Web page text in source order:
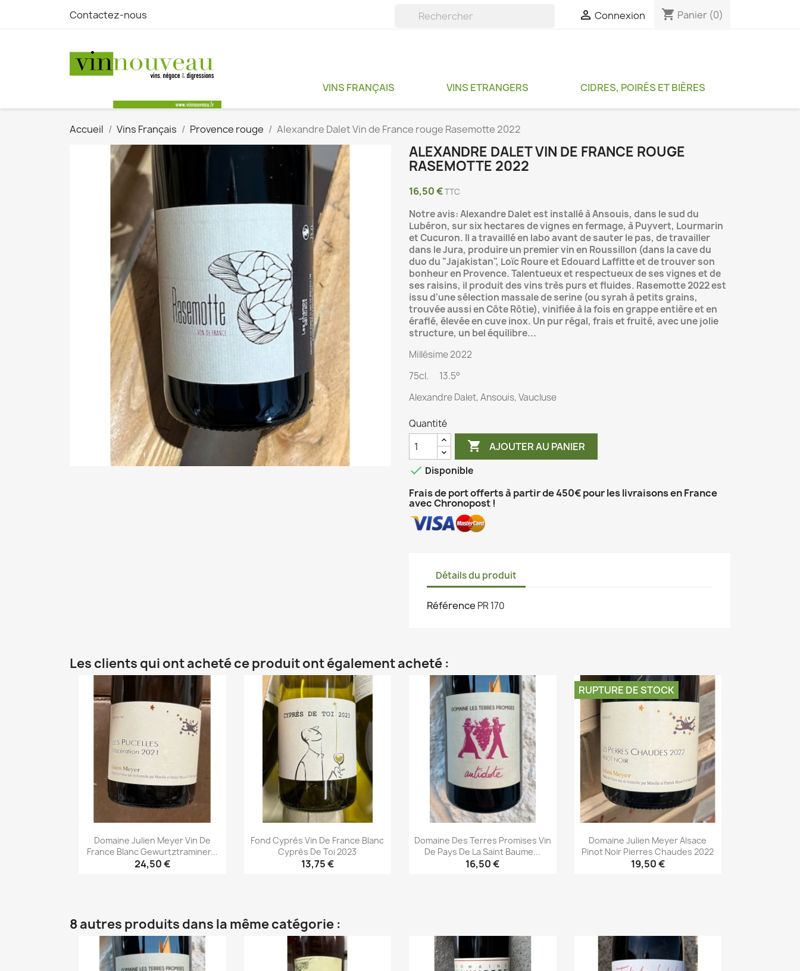
Contactez-nous  Connexion shopping_cart Panier (0)
VINS FRANÇAIS VINS ETRANGERS CIDRES, POIRÉS ET BIÈRES
Accueil Vins Français Provence rouge Alexandre Dalet Vin de France rouge Rasemotte 2022
ALEXANDRE DALET VIN DE FRANCE ROUGE
RASEMOTTE 2022
16,50 €TTC
Notre avis: Alexandre Dalet est installé à Ansouis, dans le sud du
Lubéron, sur six hectares de vignes en fermage, à Puyvert, Lourmarin
et Cucuron. Il a travaillé en labo avant de sauter le pas, de travailler
dans le Jura, produire un premier vin en Roussillon (dans la cave du
duo du "Jajakistan", Loïc Roure et Edouard Laffitte et de trouver son
bonheur en Provence. Talentueux et respectueux de ses vignes et de
ses raisins, il produit des vins très purs et fluides. Rasemotte 2022 est
issu d'une sélection massale de serine (ou syrah à petits grains,
trouvée aussi en Côte Rôtie), vinifiée à la fois en grappe entière et en
éraflé, élevée en cuve inox. Un pur régal, frais et fruité, avec une jolie
structure, un bel équilibre...
Millésime 2022
75cl. 13.5°
Alexandre Dalet, Ansouis, Vaucluse
Quantité
 AJOUTER AU PANIER
 Disponible
Frais de port offerts à partir de 450€ pour les livraisons en France
avec Chronopost !
Détails du produit
Référence PR 170
Les clients qui ont acheté ce produit ont également acheté :
Domaine Julien Meyer Vin De
France Blanc Gewurtztraminer...
24,50 €
Fond Cyprès Vin De France Blanc
Cyprès De Toi 2023
13,75 €
Domaine Des Terres Promises Vin
De Pays De La Saint Baume...
16,50 €
Domaine Julien Meyer Alsace
Pinot Noir Pierres Chaudes 2022
19,50 €
RUPTURE DE STOCK
8 autres produits dans la même catégorie :